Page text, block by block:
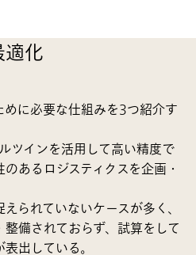
化
に必要な仕組みを3つ紹介す
ツインを活用して高い精度で
あるロジスティクスを企画・
られていないケースが多く、
備されておらず、試算をして
出している。